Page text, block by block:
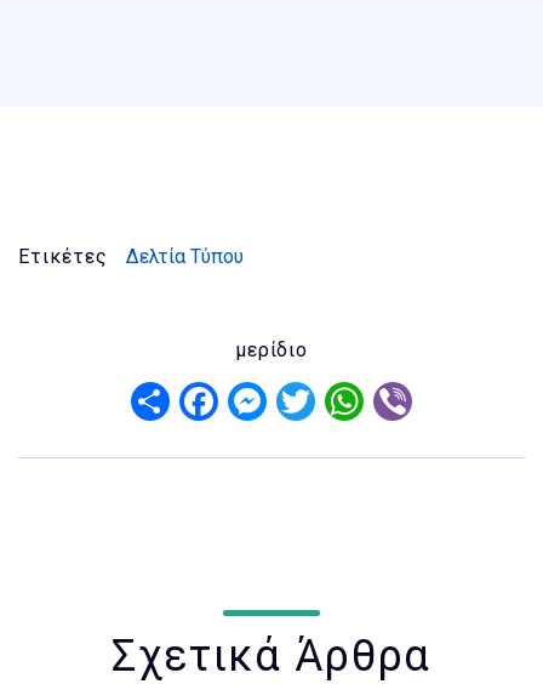
Ετικέτες Δελτία Τύπου
μερίδιο
ShareFacebook
Messenger
TwitterWhatsApp
Σχετικά Άρθρα